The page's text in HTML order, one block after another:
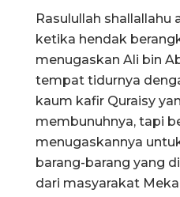
Rasulullah shallallahu
ketika hendak
menugaskan Ali bin
tempat tidurnya
kaum kafir Quraisy
membunuhnya, tapi
menugaskannya
barang-barang yang
dari masyarakat